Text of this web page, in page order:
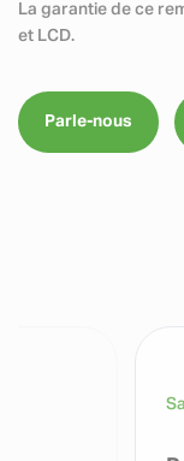
La garantie de ce
et LCD.
Parle-nous
Samsung